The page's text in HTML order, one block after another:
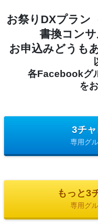
お祭りDXプラン
書換コン
お申込みどうも
各Facebookグ
を
3チャ
専用グ
もっと3
専用グ